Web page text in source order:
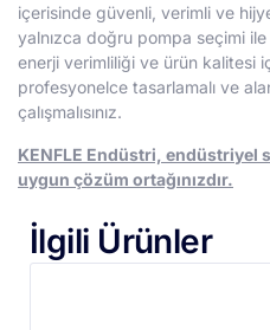
içerisinde güvenli, verimli ve
yalnızca doğru pompa seçimi
enerji verimliliği ve ürün kalitesi
profesyonelce tasarlamalı ve
çalışmalısınız.
KENFLE Endüstri, endüstriyel
uygun çözüm ortağınızdır.
İlgili Ürünler